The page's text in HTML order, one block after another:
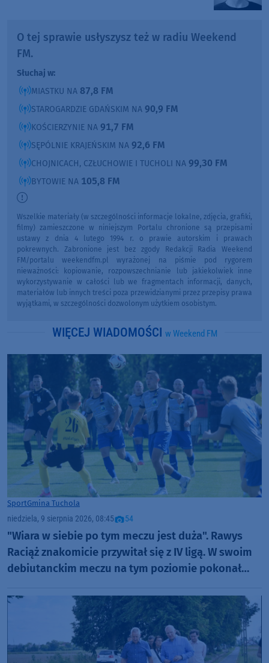
O tej sprawie usłyszysz też w radiu Weekend
FM.
Słuchaj w:
MIASTKU NA 87,8 FM
STAROGARDZIE GDAŃSKIM NA 90,9 FM
KOŚCIERZYNIE NA 91,7 FM
SĘPÓLNIE KRAJEŃSKIM NA 92,6 FM
CHOJNICACH, CZŁUCHOWIE I TUCHOLI NA 99,30 FM
BYTOWIE NA 105,8 FM
Wszelkie materiały (w szczególności informacje lokalne, zdjęcia, grafiki,
filmy) zamieszczone w niniejszym Portalu chronione są przepisami
ustawy z dnia 4 lutego 1994 r. o prawie autorskim i prawach
pokrewnych. Zabronione jest bez zgody Redakcji Radia Weekend
FM/portalu weekendfm.pl wyrażonej na piśmie pod rygorem
nieważności: kopiowanie, rozpowszechnianie lub jakiekolwiek inne
wykorzystywanie w całości lub we fragmentach informacji, danych,
materiałów lub innych treści poza przewidzianymi przez przepisy prawa
wyjątkami, w szczególności dozwolonym użytkiem osobistym.
WIĘCEJ WIADOMOŚCI w Weekend FM
SportGmina Tuchola
niedziela, 9 sierpnia 2026, 08:45 54
"Wiara w siebie po tym meczu jest duża". Rawys
Raciąż znakomicie przywitał się z IV ligą. W swoim
debiutanckim meczu na tym poziomie pokonał